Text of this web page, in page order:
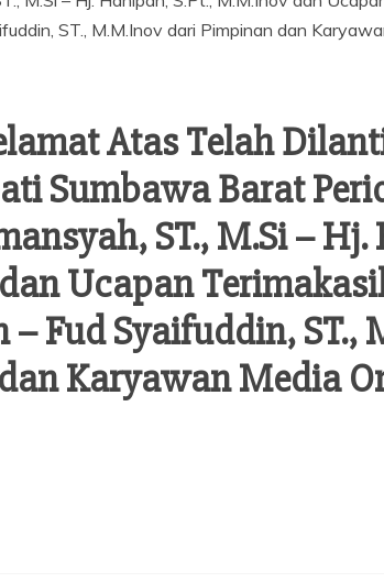
Atas Telah
Sumbawa Barat
ST., M.Si – Hj.
Ucapan
Fud Syaifuddin, ST.,
Karyawan Media